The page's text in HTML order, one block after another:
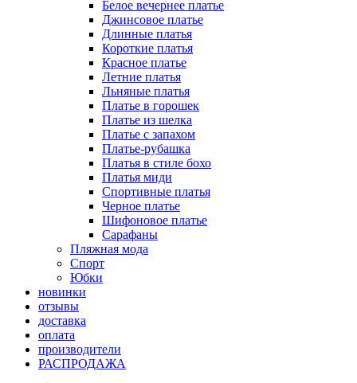
Белое вечернее платье
Джинсовое платье
Длинные платья
Короткие платья
Красное платье
Летние платья
Льняные платья
Платье в горошек
Платье из шелка
Платье с запахом
Платье-рубашка
Платья в стиле бохо
Платья миди
Спортивные платья
Черное платье
Шифоновое платье
Сарафаны
Пляжная мода
Спорт
Юбки
новинки
отзывы
доставка
оплата
производители
РАСПРОДАЖА